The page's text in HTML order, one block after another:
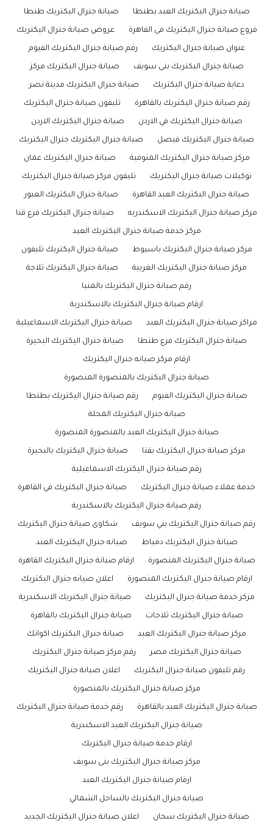
صيانة جنرال اليكتريك العبد بطنطا صيانة جنرال اليكتريك طنطا
فروع صيانة جنرال اليكتريك فى القاهرة عروض صيانة جنرال اليكتريك
عنوان صيانة جنرال اليكتريك رقم صيانة جنرال اليكتريك الفيوم
صيانة جنرال اليكتريك بنى سويف صيانة جنرال اليكتريك مركز
دعاية صيانة جنرال اليكتريك صيانة جنرال اليكتريك مدينة نصر
رقم صيانة جنرال اليكتريك بالقاهرة تليفون صيانة جنرال اليكتريك
صيانة جنرال اليكتريك في الاردن صيانة جنرال اليكتريك الاردن
صيانة جنرال اليكتريك فيصل صيانة جنرال اليكتريك جنرال اليكتريك
مركز صيانة جنرال اليكتريك المنوفية صيانة جنرال اليكتريك عمان
توكيلات صيانة جنرال اليكتريك تليفون مركز صيانة جنرال اليكتريك
صيانة جنرال اليكتريك العبد القاهرة صيانة جنرال اليكتريك العبور
مركز صيانة جنرال اليكتريك الاسكندريه صيانة جنرال اليكتريك فرع قنا
مركز خدمة صيانة جنرال اليكتريك العبد
مركز صيانة جنرال اليكتريك باسيوط صيانة جنرال اليكتريك تليفون
مركز صيانة جنرال اليكتريك الغربية صيانة جنرال اليكتريك ثلاجة
رقم صيانة جنرال اليكتريك بالمنيا
ارقام صيانة جنرال اليكتريك بالاسكندرية
مراكز صيانة جنرال اليكتريك العبد صيانة جنرال اليكتريك الاسماعيلية
صيانة جنرال اليكتريك فرع طنطا صيانة جنرال اليكتريك البحيرة
ارقام مركز صيانه جنرال اليكتريك
صيانة جنرال اليكتريك بالمنصورة المنصورة
صيانة جنرال اليكتريك الفيوم رقم صيانة جنرال اليكتريك بطنطا
صيانة جنرال اليكتريك المحلة
صيانة جنرال اليكتريك العبد بالمنصورة المنصورة
مركز صيانة جنرال اليكتريك بقنا صيانة جنرال اليكتريك بالبحيرة
رقم صيانة جنرال اليكتريك الاسماعيلية
خدمة عملاء صيانة جنرال اليكتريك صيانة جنرال اليكتريك في القاهرة
رقم صيانة جنرال اليكتريك بالاسكندرية
رقم صيانة جنرال اليكتريك بني سويف شكاوى صيانة جنرال اليكتريك
صيانة جنرال اليكتريك دمياط صيانه جنرال اليكتريك العبد
صيانة جنرال اليكتريك المنصورة ارقام صيانة جنرال اليكتريك القاهرة
ارقام صيانة جنرال اليكتريك المنصورة اعلان صيانه جنرال اليكتريك
مركز خدمة صيانة جنرال اليكتريك صيانة جنرال اليكتريك الاسكندرية
صيانة جنرال اليكتريك ثلاجات صيانة جنرال اليكتريك بالقاهرة
مركز صيانة جنرال اليكتريك العبد صيانة جنرال اليكتريك اكواتك
صيانة جنرال اليكتريك مصر رقم مركز صيانة جنرال اليكتريك
رقم تليفون صيانة جنرال اليكتريك اعلان صيانة جنرال اليكتريك
مركز صيانة جنرال اليكتريك بالمنصورة
صيانة جنرال اليكتريك العبد بالقاهرة رقم خدمة صيانة جنرال اليكتريك
صيانة جنرال اليكتريك العبد الاسكندرية
ارقام خدمة صيانة جنرال اليكتريك
مركز صيانة جنرال اليكتريك بنى سويف
ارقام صيانة جنرال اليكتريك العبد
صيانة جنرال اليكتريك بالساحل الشمالي
صيانة جنرال اليكتريك سخان اعلان صيانة جنرال اليكتريك الجديد